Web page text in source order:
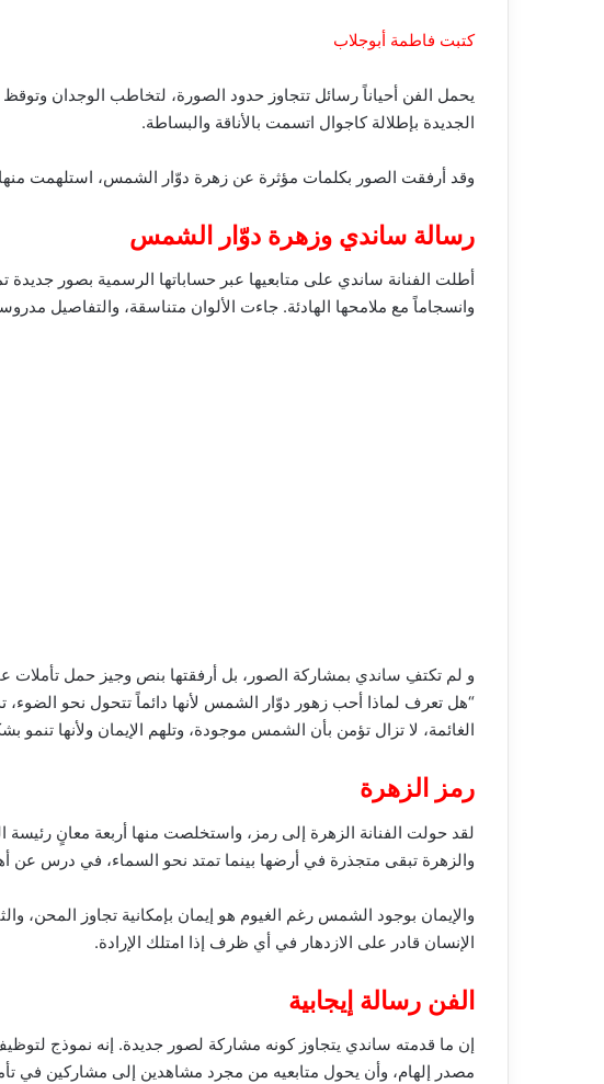
كتبت فاطمة أبوجلاب
يحمل الفن أحياناً رسائل تتجاوز حدود الصورة، لتخاطب الوجدان
الجديدة بإطلالة كاجوال اتسمت بالأناقة والبساطة.
وقد أرفقت الصور بكلمات مؤثرة عن زهرة دوّار الشمس، استلهمت منها
رسالة ساندي وزهرة دوّار الشمس
أطلت الفنانة ساندي على متابعيها عبر حساباتها الرسمية بصور
وانسجاماً مع ملامحها الهادئة. جاءت الألوان متناسقة، والتفاصيل
و لم تكتفِ ساندي بمشاركة الصور، بل أرفقتها بنص وجيز حمل
“هل تعرف لماذا أحب زهور دوّار الشمس لأنها دائماً تتحول نحو الضوء،
الغائمة، لا تزال تؤمن بأن الشمس موجودة، وتلهم الإيمان ولأنها
رمز الزهرة
لقد حولت الفنانة الزهرة إلى رمز، واستخلصت منها أربعة معانٍ رئيسة
والزهرة تبقى متجذرة في أرضها بينما تمتد نحو السماء، في درس عن
والإيمان بوجود الشمس رغم الغيوم هو إيمان بإمكانية تجاوز المحن،
الإنسان قادر على الازدهار في أي ظرف إذا امتلك الإرادة.
الفن رسالة إيجابية
إن ما قدمته ساندي يتجاوز كونه مشاركة لصور جديدة. إنه نموذج
مصدر إلهام، وأن يحول متابعيه من مجرد مشاهدين إلى مشاركين في